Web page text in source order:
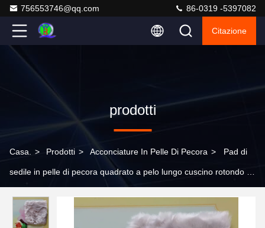
756553746@qq.com 86-0319 -5397082
Citazione
prodotti
Casa. > Prodotti > Acconciature In Pelle Di Pecora > Pad di
sedile in pelle di pecora quadrato a pelo lungo cuscino rotondo in